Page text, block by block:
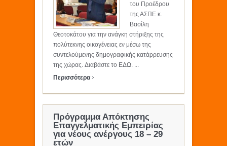
του Προέδρου
της ΑΣΠΕ κ.
Βασίλη
Θεοτοκάτου για την ανάγκη στήριξης της
πολύτεκνης οικογένειας εν μέσω της
συντελούμενης δημογραφικής κατάρρευσης
της χώρας. Διαβάστε το ΕΔΩ. ...
Περισσότερα ›
Πρόγραμμα Απόκτησης
Επαγγελματικής Εμπειρίας
για νέους ανέργους 18 – 29
ετών